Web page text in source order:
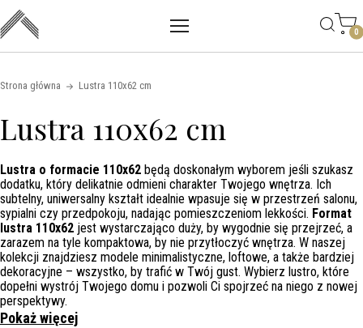
Skip to content
Main mobile navigation
0
Strona główna Lustra 110x62 cm
Lustra 110x62 cm
Lustra o formacie 110x62 będą doskonałym wyborem jeśli szukasz
dodatku, który delikatnie odmieni charakter Twojego wnętrza. Ich
subtelny, uniwersalny kształt idealnie wpasuje się w przestrzeń salonu,
sypialni czy przedpokoju, nadając pomieszczeniom lekkości. Format
lustra 110x62 jest wystarczająco duży, by wygodnie się przejrzeć, a
zarazem na tyle kompaktowa, by nie przytłoczyć wnętrza. W naszej
kolekcji znajdziesz modele minimalistyczne, loftowe, a także bardziej
dekoracyjne – wszystko, by trafić w Twój gust. Wybierz lustro, które
dopełni wystrój Twojego domu i pozwoli Ci spojrzeć na niego z nowej
perspektywy.
Pokaż więcej